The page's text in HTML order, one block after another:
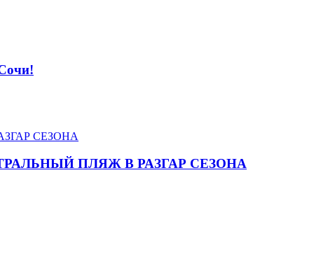
ПЛЯЖ В РАЗГАР СЕЗОНА